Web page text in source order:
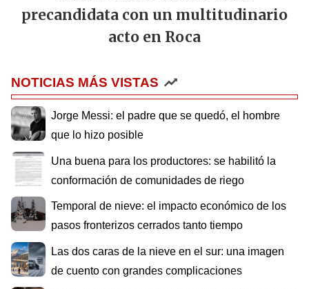
precandidata con un multitudinario
acto en Roca
NOTICIAS MÁS VISTAS
Jorge Messi: el padre que se quedó, el hombre
que lo hizo posible
Una buena para los productores: se habilitó la
conformación de comunidades de riego
Temporal de nieve: el impacto económico de los
pasos fronterizos cerrados tanto tiempo
Las dos caras de la nieve en el sur: una imagen
de cuento con grandes complicaciones